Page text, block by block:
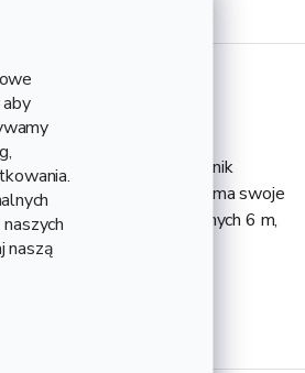
naszą
na gorąco płaskownik
rodzaj stali, który ma swoje
w długościach produkcyjnych 6 m,